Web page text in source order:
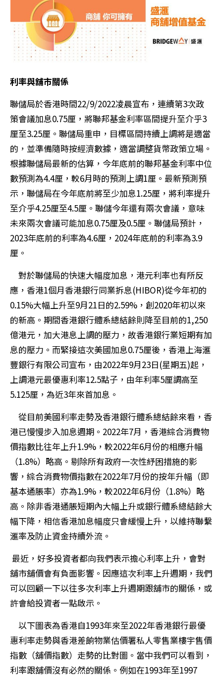
利率與舖市關係
聯儲局於香港時間22/9/2022凌晨宣布，連續第3次政
策會議加息0.75厘，將聯邦基金利率區間提升至介乎3
厘至3.25厘。聯儲局重申，目標區間持續上調將是適當
的，並準備隨時按經濟數據，適當調整貨幣政策立場。
根據聯儲局最新的估算，今年底前的聯邦基金利率中位
數預測為4.4厘，較6月時的預測上調1厘。最新預測預
示，聯儲局在今年底前將至少加息1.25厘，將利率提升
至介乎4.25厘至4.5厘。聯儲今年還有兩次會議，意味
未來兩次會議可能加息0.75厘及0.5厘。聯儲局預計，
2023年底前的利率為4.6厘，2024年底前的利率為3.9
厘。
對於聯儲局的快速大幅度加息，港元利率也有所反
應，香港1個月香港銀行同業拆息(HIBOR)從今年初的
0.15%大幅上升至9月21日的2.59%，創2020年初以來
的新高。期間香港銀行體系總結餘則降至目前的1,250
億港元，加大港息上調的壓力，故香港銀行業短期有加
息的壓力。而緊接這次美國加息0.75厘後，香港上海滙
豐銀行有限公司宣布，由2022年9月23日(星期五)起，
上調港元最優惠利率12.5點子，由年利率5厘調高至
5.125厘，為近3年來首加息。
從目前美國利率走勢及香港銀行體系總結餘來看，香
港已慢慢步入加息週期。2022年7月，香港綜合消費物
價指數比往年上升1.9%，較2022年6月份的相應升幅
（1.8%）略高。剔除所有政府一次性紓困措施的影
響，綜合消費物價指數在2022年7月份的按年升幅（即
基本通脹率）亦為1.9%，較2022年6月份（1.8%）略
高。除非香港通脹短期內大幅上升或銀行體系總結餘大
幅下降，相信香港加息幅度只會緩慢上升，以維持聯繫
滙率及防止資金持續外流。
最近，好多投資者都向我們表示擔心利率上升，會對
舖市舖價會有負面影響。因應這次利率上升週期，我們
可以回顧一下以往多次利率上升週期跟舖市的關係，或
許會給投資者一點啟示。
以下圖表為香港自1993年來至2022年香港銀行最優
惠利率走勢與香港差餉物業估價署私人零售業樓宇售價
指數（舖價指數）走勢的比對圖。當中我們可以看到，
利率跟舖價沒有必然的關係。例如在1993年至1997